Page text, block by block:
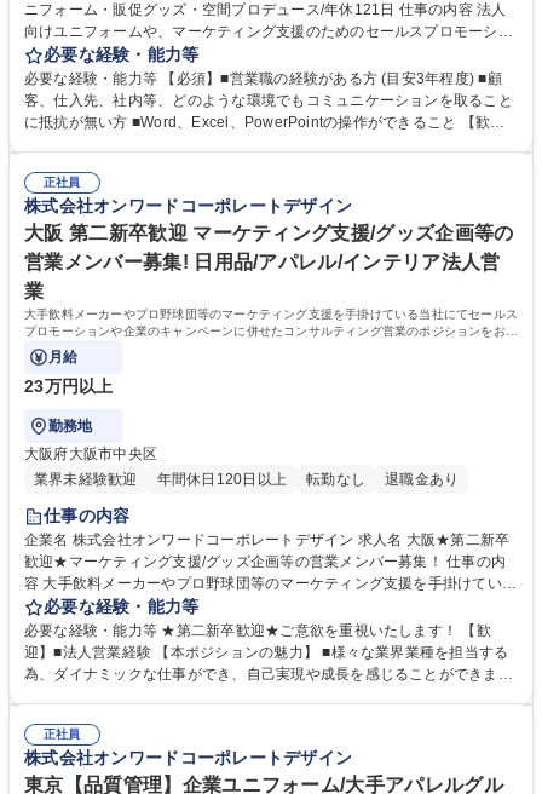
ニフォーム・販促グッズ・空間プロデュース/年休121日 仕事の内容 法人
向けユニフォームや、マーケティング支援のためのセールスプロモーショ
ンに併せた販促グッズ、空間プロデュース事業を展開する当社において、
顧客価値向上に繋がるモノ、コトの提案営業をお任せします。 【具体的な
業務内容】■新規顧客開拓/提案に係る業務（顧客からの情報収集・対応、
プロジェクトの進捗管理、見積もり作成業務等） ■既存顧客の日常的なフ
取引がない企業も含みます。 ■中長期的な関係性を構築し、案件を受注し
ていくスタイルです。 募集職種 東京【営業】ユニフォーム・販促グッ
ズ・空間プロデュース/年休121日
必要な経験・能力等
必要な経験・能力等 【必須】■営業職の経験がある方 (目安3年程度) ■顧
客、仕入先、社内等、どのような環境でもコミュニケーションを取ること
に抵抗が無い方 ■Word、Excel、PowerPointの操作ができること 【歓
担当する企業様や商品のブランディングに関わることができるのでやりが
いにもつながります！■風通しの良く案件ごとにワンチームで受注を目指
すチームマーチャンダイジング体制で、お客様に寄り添い最適なご提案を
しています。 学歴・資格 学歴：大学院 大学 語学力： 資格：
正社員
株式会社オンワードコーポレートデザイン
大阪 第二新卒歓迎 マーケティング支援/グッズ企画等の
営業メンバー募集! 日用品/アパレル/インテリア法人営
業
大手飲料メーカーやプロ野球団等のマーケティング支援を手掛けている当社にてセールス
プロモーションや企業のキャンペーンに併せたコンサルティング営業のポジションをお任
せ致します。
月給
23万円以上
勤務地
大阪府大阪市中央区
業界未経験歓迎
年間休日120日以上 転勤なし 退職金あり
仕事の内容
企業名 株式会社オンワードコーポレートデザイン 求人名 大阪★第二新卒
歓迎★マーケティング支援/グッズ企画等の営業メンバー募集！ 仕事の内
容 大手飲料メーカーやプロ野球団等のマーケティング支援を手掛けている
当社にてセールスプロモーションや企業のキャンペーンに併せたコンサル
ティング営業のポジションをお任せ致します。 【具体的な業務内容】■
様々な業種業界の顧客に対してターゲティング/アプローチ/企画立案/プレ
ゼン/納品/アフターフォロー ■コンシューマ向けへの販売促進/グッズ企画
ョンユニフォームの作成、外食企業の販売促進企画、プロ野球球団のファ
ンクラブグッズ企画立案） 募集職種 大阪★第二新卒歓迎★マーケティン
グ支援/グッズ企画等の営業メンバー募集！
必要な経験・能力等
必要な経験・能力等 ★第二新卒歓迎★ご意欲を重視いたします！ 【歓
迎】■法人営業経験 【本ポジションの魅力】 ■様々な業界業種を担当する
為、ダイナミックな仕事ができ、自己実現や成長を感じることができま
を目指すチームマーチャンダイジング体制で、お客様に寄り添い最適なご
提案をしています。 学歴・資格 学歴：大学院 大学 語学力： 資格：
正社員
株式会社オンワードコーポレートデザイン
東京【品質管理】企業ユニフォーム/大手アパレルグル